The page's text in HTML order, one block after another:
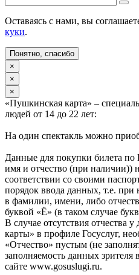
Оставаясь с нами, вы
куки.
Понятно, спасибо
×
×
×
«Пушкинская карта» –
людей от 14 до 22 лет:
На один спектакль можно
Данные для покупки билета
имя и отчество (при наличии))
соответствии со своими
порядок ввода данных, т.е.
в фамилии, имени, либо
буквой «Ё» (в таком случае
В случае отсутствия отчества
карты» в профиле Госуслуг,
«Отчество» пустым (не
заполняемость данных зрителя
сайте www.gosuslugi.ru.